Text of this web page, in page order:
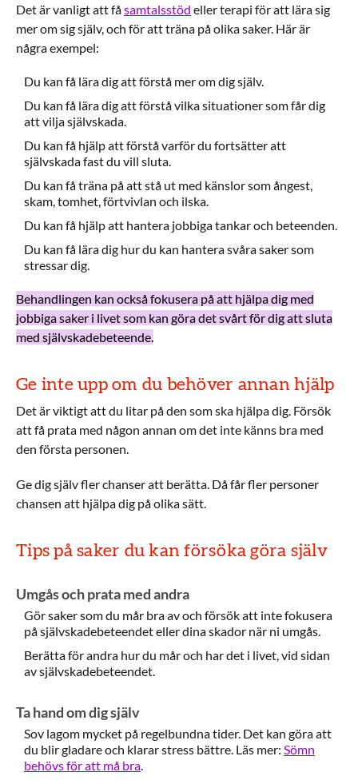
Det är vanligt att fåsamtalsstöd eller terapi för att lära sig
mer om sig själv, och för att träna på olika saker. Här är
några exempel:
Du kan få lära dig att förstå mer om dig själv.
Du kan få lära dig att förstå vilka situationer som får dig
att vilja självskada.
Du kan få hjälp att förstå varför du fortsätter att
självskada fast du vill sluta.
Du kan få träna på att stå ut med känslor som ångest,
skam, tomhet, förtvivlan och ilska.
Du kan få hjälp att hantera jobbiga tankar och beteenden.
Du kan få lära dig hur du kan hantera svåra saker som
stressar dig.
Behandlingen kan också fokusera på att hjälpa dig med
jobbiga saker i livet som kan göra det svårt för dig att sluta
med självskadebeteende.
Ge inte upp om du behöver annan hjälp
Det är viktigt att du litar på den som ska hjälpa dig. Försök
att få prata med någon annan om det inte känns bra med
den första personen.
Ge dig själv fler chanser att berätta. Då får fler personer
chansen att hjälpa dig på olika sätt.
Tips på saker du kan försöka göra själv
Umgås och prata med andra
Gör saker som du mår bra av och försök att inte fokusera
på självskadebeteendet eller dina skador när ni umgås.
Berätta för andra hur du mår och har det i livet, vid sidan
av självskadebeteendet.
Ta hand om dig själv
Sov lagom mycket på regelbundna tider. Det kan göra att
du blir gladare och klarar stress bättre. Läs mer: Sömn
behövs för att må bra